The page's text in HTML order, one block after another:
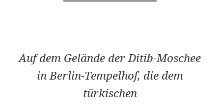
Auf dem Gelände der Ditib-Moschee
in Berlin-Tempelhof, die dem
türkischen